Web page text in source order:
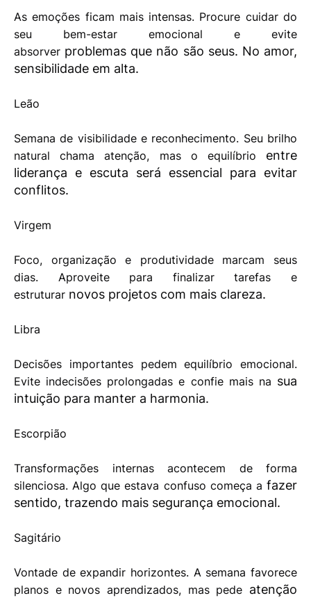
As emoções ficam mais intensas. Procure cuidar do
seu bem-estar emocional e evite
absorver problemas que não são seus. No amor,
sensibilidade em alta.
Leão
Semana de visibilidade e reconhecimento. Seu brilho
natural chama atenção, mas o equilíbrio entre
liderança e escuta será essencial para evitar
conflitos.
Virgem
Foco, organização e produtividade marcam seus
dias. Aproveite para finalizar tarefas e
estruturar novos projetos com mais clareza.
Libra
Decisões importantes pedem equilíbrio emocional.
Evite indecisões prolongadas e confie mais na sua
intuição para manter a harmonia.
Escorpião
Transformações internas acontecem de forma
silenciosa. Algo que estava confuso começa a fazer
sentido, trazendo mais segurança emocional.
Sagitário
Vontade de expandir horizontes. A semana favorece
planos e novos aprendizados, mas pede atenção